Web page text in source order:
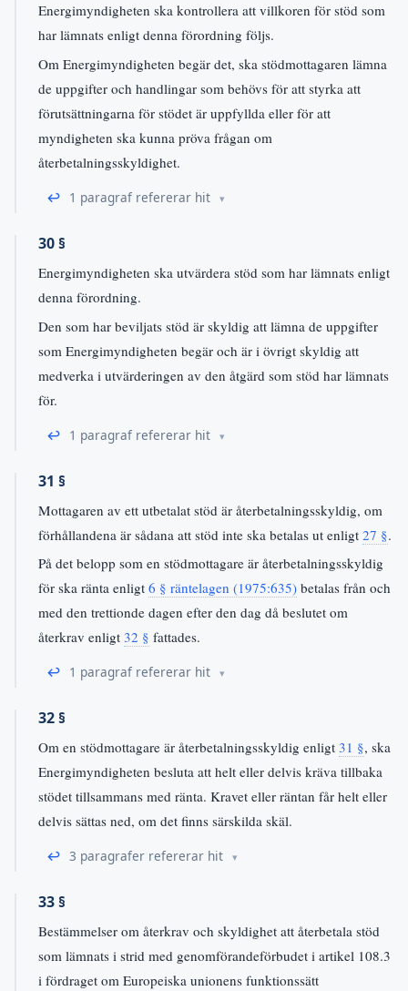
Energimyndigheten ska kontrollera att villkoren för stöd som
har lämnats enligt denna förordning följs.
Om Energimyndigheten begär det, ska stödmottagaren lämna
de uppgifter och handlingar som behövs för att styrka att
förutsättningarna för stödet är uppfyllda eller för att
myndigheten ska kunna pröva frågan om
återbetalningsskyldighet.
↩ 1 paragraf refererar hit
30 §
Energimyndigheten ska utvärdera stöd som har lämnats enligt
denna förordning.
Den som har beviljats stöd är skyldig att lämna de uppgifter
som Energimyndigheten begär och är i övrigt skyldig att
medverka i utvärderingen av den åtgärd som stöd har lämnats
för.
↩ 1 paragraf refererar hit
31 §
Mottagaren av ett utbetalat stöd är återbetalningsskyldig, om
förhållandena är sådana att stöd inte ska betalas ut enligt 27 §.
På det belopp som en stödmottagare är återbetalningsskyldig
för ska ränta enligt 6 § räntelagen (1975:635) betalas från och
med den trettionde dagen efter den dag då beslutet om
återkrav enligt 32 § fattades.
↩ 1 paragraf refererar hit
32 §
Om en stödmottagare är återbetalningsskyldig enligt 31 §, ska
Energimyndigheten besluta att helt eller delvis kräva tillbaka
stödet tillsammans med ränta. Kravet eller räntan får helt eller
delvis sättas ned, om det finns särskilda skäl.
↩ 3 paragrafer refererar hit
33 §
Bestämmelser om återkrav och skyldighet att återbetala stöd
som lämnats i strid med genomförandeförbudet i artikel 108.3
i fördraget om Europeiska unionens funktionssätt